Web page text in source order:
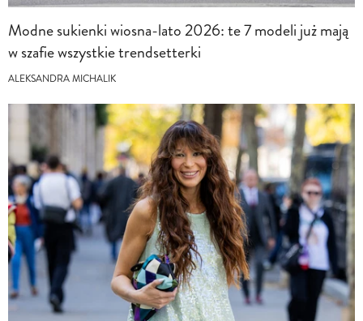
Modne sukienki wiosna-lato 2026: te 7 modeli już mają
w szafie wszystkie trendsetterki
ALEKSANDRA MICHALIK